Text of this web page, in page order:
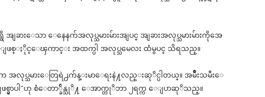
ျခားေသာ ေနေနက်အလုပ္သမားမ်ားအျပင္ အျခားအလုပ္သမားမ်ားကိုအေ
ာင့္ျဖစ္ႏိုင္ေၾကာင္း အထက္ပါ အလုပ္သမေလး ထံမွပင္ သိရသည္။
အလုပ္သမားေတြရဲ႕က်န္းမာေရးနဲ႔လည္းဆုိင္ပါတယ္။ အမ်ဳိးသမီးေ
ျဖစ္မွာပါ"ဟု စံေတာ္ခ်ိန္သုိ႔ ေအာက္တုိဘာ ၂ရက္က ေျပာဆုိသည္။